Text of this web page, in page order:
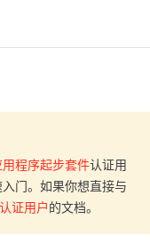
用程序起步套件认证用
门。如果你想直接与
证用户 的文档。